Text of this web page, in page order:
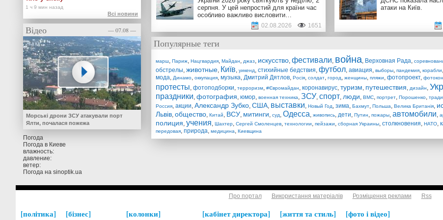
серпня. У цей непростий для країни час
особливо важливо висловити…
02.08.2026 1651
атаки на Київ.
Популярные теги
марш, Париж, Нацгвардия, Майдан, джаз, искусство, фестивали, война, Верховная Рада,
обстрелы, животные, Київ, уикенд, стихийные бедствия, футбол, авиация, выборы, пандемия, корабли,
мода, Динамо, оккупация, музыка, Дмитрий Дятлов, Росія, солдат, город, женщины, пляжи, фотопроект,
протесты, фотоподборки, терроризм, #Євромайдан, коронавирус, туризм, путешествия, дизайн,
праздники, фотография, юмор, военная техника, ЗСУ, спорт, люди, ВМС, портрет, Порошенко,
Россия, акции, Александр Зубко, США, выставки, Новый Год, зима, Бахмут, Польша, Велика Британія,
Львів, общество, Китай, ВСУ, митинги, суд, Одесса, живопись, дети, Путин, пожары, автомобили,
полиция, учения, Шахтер, Сергей Смоленцев, технологии, пейзажи, сборная Украины, столкновения, НАТО,
передовая, природа, медицина, Киевщина
Всі новини
Відео — 07.08 —
Морські дрони ЗСУ атакували порт
Ялти, почалася пожежа
Погода
Погода в Киеве
влажность:
давление:
ветер:
Погода на sinoptik.ua
Про портал Використання матеріалів Розміщення реклами Rss
політика бізнес колонки кабінет директора життя та стиль фото і відео